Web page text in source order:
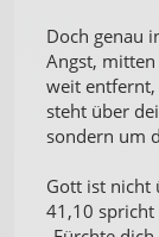
Doch genau
Angst,
weit entfernt,
steht über
sondern um
Gott ist nicht
41,10 spricht